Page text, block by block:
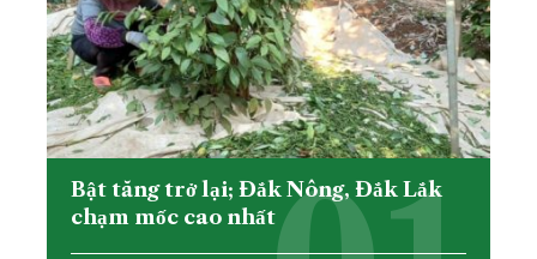
Bật tăng trở lại; Đắk Nông, Đắk Lắk
chạm mốc cao nhất